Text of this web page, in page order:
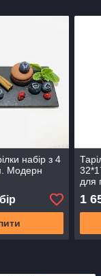
набір з 4
Модерн
для
1